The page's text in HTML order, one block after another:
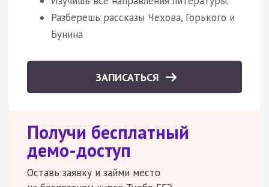
Разберешь рассказы Чехова, Горького и
Бунина
ЗАПИСАТЬСЯ
Получи бесплатный
демо-доступ
Оставь заявку и займи место